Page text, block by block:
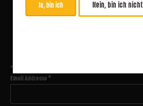
*
Email Addresse*
Ja, bin ich Nein, bin ich nicht